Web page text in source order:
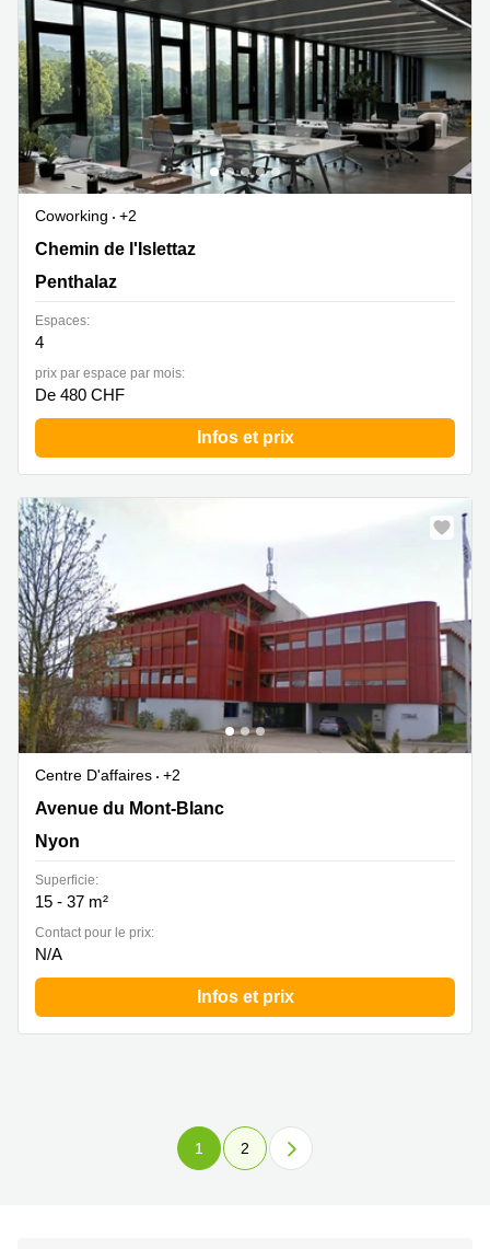
Coworking
+2
Chemin de l'Islettaz 7, Penthalaz
Chemin de l'Islettaz
Penthalaz
Espaces:
4
prix par espace par mois:
De 480 CHF
Infos et prix
Centre D'affaires
+2
Avenue du Mont-Blanc 7, Nyon
Avenue du Mont-Blanc
Nyon
Superficie:
15 - 37 m²
Contact pour le prix:
N/A
Infos et prix
1 2